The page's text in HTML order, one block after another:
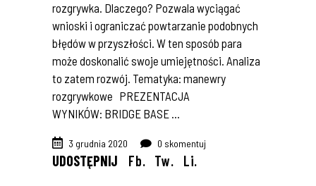
rozgrywka. Dlaczego? Pozwala wyciągać
wnioski i ograniczać powtarzanie podobnych
błędów w przyszłości. W ten sposób para
może doskonalić swoje umiejętności. Analiza
to zatem rozwój. Tematyka: manewry
rozgrywkowe PREZENTACJA
WYNIKÓW: BRIDGE BASE
3 grudnia 2020 0 skomentuj
UDOSTĘPNIJ Fb. Tw. Li.